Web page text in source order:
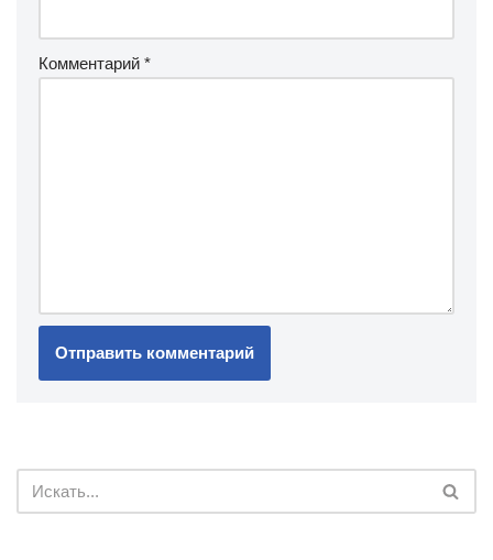
Комментарий *